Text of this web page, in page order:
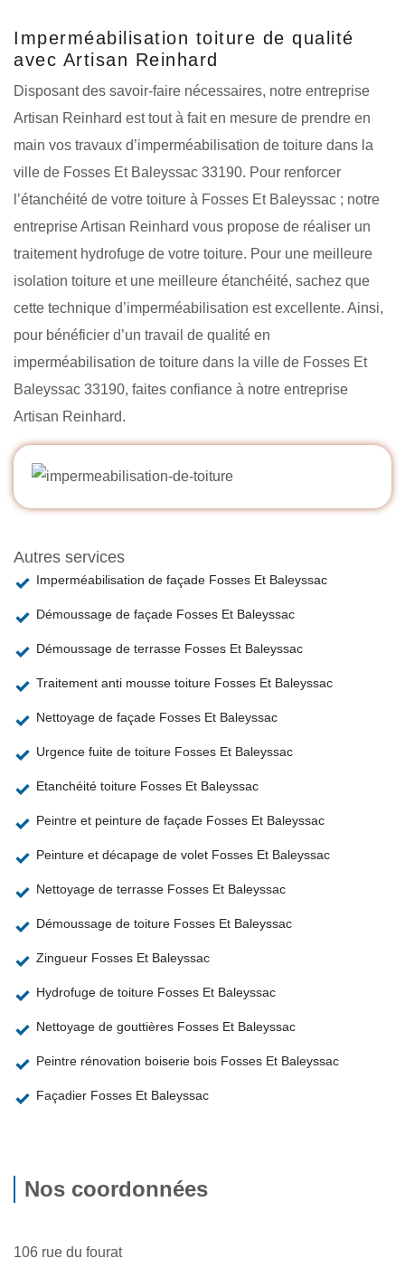
Imperméabilisation toiture de qualité
avec Artisan Reinhard
Disposant des savoir-faire nécessaires, notre entreprise
Artisan Reinhard est tout à fait en mesure de prendre en
main vos travaux d’imperméabilisation de toiture dans la
ville de Fosses Et Baleyssac 33190. Pour renforcer
l’étanchéité de votre toiture à Fosses Et Baleyssac ; notre
entreprise Artisan Reinhard vous propose de réaliser un
traitement hydrofuge de votre toiture. Pour une meilleure
isolation toiture et une meilleure étanchéité, sachez que
cette technique d’imperméabilisation est excellente. Ainsi,
pour bénéficier d’un travail de qualité en
imperméabilisation de toiture dans la ville de Fosses Et
Baleyssac 33190, faites confiance à notre entreprise
Artisan Reinhard.
Autres services
Imperméabilisation de façade Fosses Et Baleyssac
Démoussage de façade Fosses Et Baleyssac
Démoussage de terrasse Fosses Et Baleyssac
Traitement anti mousse toiture Fosses Et Baleyssac
Nettoyage de façade Fosses Et Baleyssac
Urgence fuite de toiture Fosses Et Baleyssac
Etanchéité toiture Fosses Et Baleyssac
Peintre et peinture de façade Fosses Et Baleyssac
Peinture et décapage de volet Fosses Et Baleyssac
Nettoyage de terrasse Fosses Et Baleyssac
Démoussage de toiture Fosses Et Baleyssac
Zingueur Fosses Et Baleyssac
Hydrofuge de toiture Fosses Et Baleyssac
Nettoyage de gouttières Fosses Et Baleyssac
Peintre rénovation boiserie bois Fosses Et Baleyssac
Façadier Fosses Et Baleyssac
Nos coordonnées
106 rue du fourat